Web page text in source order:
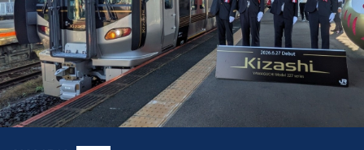
お問い合わせ Global